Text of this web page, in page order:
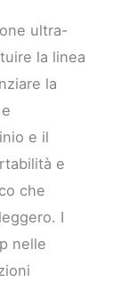
ultra-
la linea
la
e il
e
che
I
nelle